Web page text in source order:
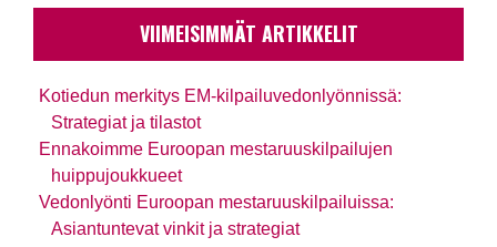
VIIMEISIMMÄT ARTIKKELIT
Kotiedun merkitys EM-kilpailuvedonlyönnissä:
Strategiat ja tilastot
Ennakoimme Euroopan mestaruuskilpailujen
huippujoukkueet
Vedonlyönti Euroopan mestaruuskilpailuissa:
Asiantuntevat vinkit ja strategiat